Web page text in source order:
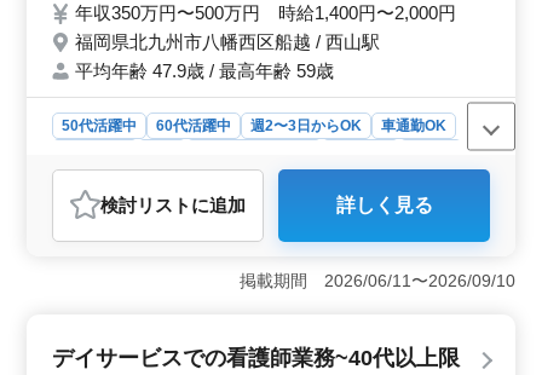
年収350万円〜500万円 時給1,400円〜2,000円
福岡県北九州市八幡西区船越 / 西山駅
平均年齢 47.9歳 / 最高年齢 59歳
50代活躍中 60代活躍中 週2〜3日からOK
車通勤OK
おすすめポイント
＜特養での看護師業務＞ 福岡県北九州市八幡西区船越
に位置する特別養護老人ホームでの看護師業務について
ご案内いたします。この施設では、主にバイタルチェッ
薬、食事や排泄の補助なども行います。 ＜働きやす
検討リスト に追加 詳しく見る
掲載期間 2026/06/11〜2026/09/10
デイサービスでの看護師業務~40代以上限